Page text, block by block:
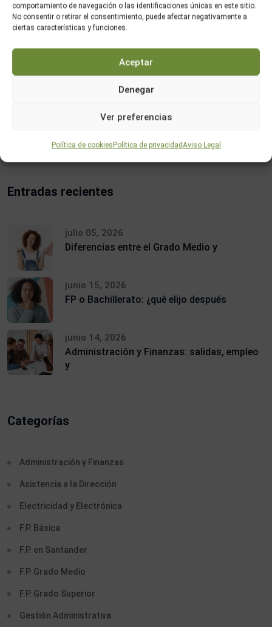
comportamiento de navegación o las identificaciones únicas en este sitio.
No consentir o retirar el consentimiento, puede afectar negativamente a
ciertas características y funciones.
Aceptar
Denegar
Ver preferencias
Política de cookiesPolítica de privacidadAviso Legal
Seguir Leyendo
Entradas recientes
julio 05, 2026
Diferencias entre el Grado Medio y
junio 15, 2026
FP o Bachillerato: ¿qué elijo después
junio 14, 2026
Administración y Finanzas: salidas, empleo
y
Categorías
Administración y Finanzas
Asistencia a la Dirección
Electricidad y Electrónica
F.P. Básica
F.P. en Santander
F.P. Grado Medio
F.P. Grado Superior
Gestión Administrativa